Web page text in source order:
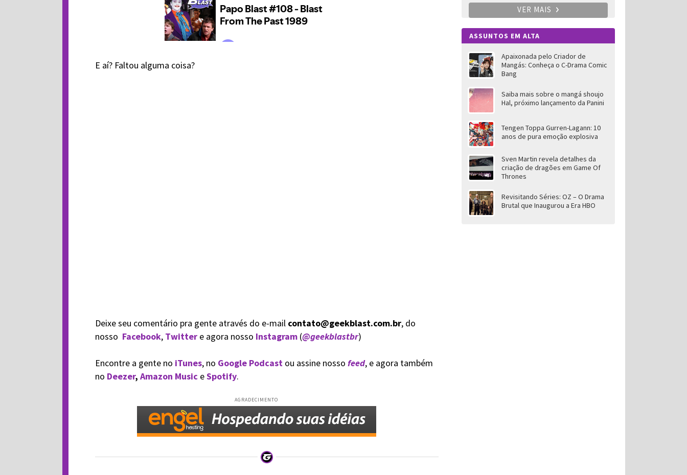
E aí? Faltou alguma coisa?
Deixe seu comentário pra gente através do e-mail contato@geekblast.com.br, do
nosso Facebook,Twitter e agora nosso Instagram(@geekblastbr)
Encontre a gente no iTunes, no Google Podcastou assine nosso feed, e agora também
no Deezer, Amazon MusiceSpotify.
AGRADECIMENTO
VER MAIS
ASSUNTOS EM ALTA
Apaixonada pelo Criador de
Mangás: Conheça o C-Drama Comic
Bang
Saiba mais sobre o mangá shoujo
Hal, próximo lançamento da Panini
Tengen Toppa Gurren-Lagann: 10
anos de pura emoção explosiva
Sven Martin revela detalhes da
criação de dragões em Game Of
Thrones
Revisitando Séries: OZ – O Drama
Brutal que Inaugurou a Era HBO